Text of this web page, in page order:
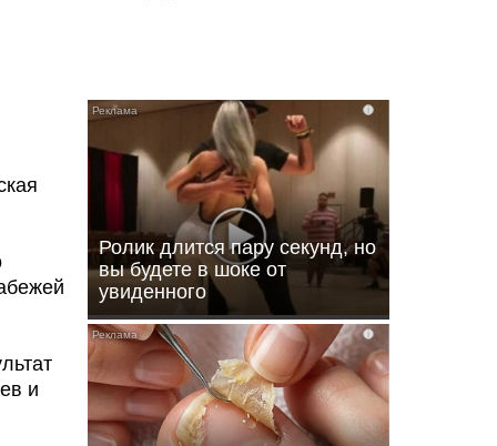
и
i
Ролик длится пару секунд, но
вы будете в шоке от
увиденного
i